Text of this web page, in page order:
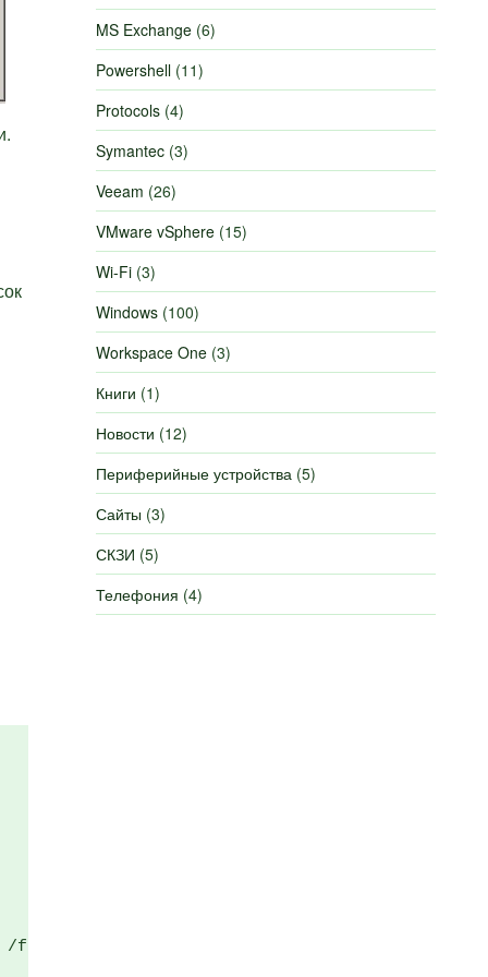
/f
MS Exchange (6)
Powershell (11)
Protocols (4)
Symantec (3)
Veeam (26)
VMware vSphere (15)
Wi-Fi (3)
Windows (100)
Workspace One (3)
Книги (1)
Новости (12)
Периферийные устройства (5)
Сайты (3)
СКЗИ (5)
Телефония (4)